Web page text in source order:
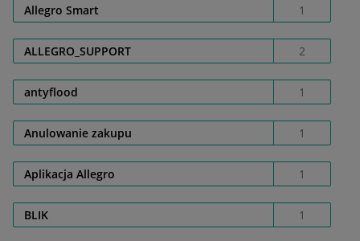
Allegro Smart 1
ALLEGRO_SUPPORT 2
antyflood 1
Anulowanie zakupu 1
Aplikacja Allegro 1
BLIK 1